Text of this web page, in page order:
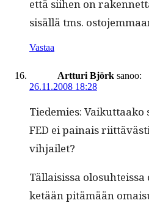
että siihen on
sisäl­lä tms.
Vastaa
Artturi Björk sanoo:
26.11.2008 18:28
Tiedemies: Vaikut­taako
FED ei painais
vihjailet?
Täl­lai­sis­sa
ketään pitämään